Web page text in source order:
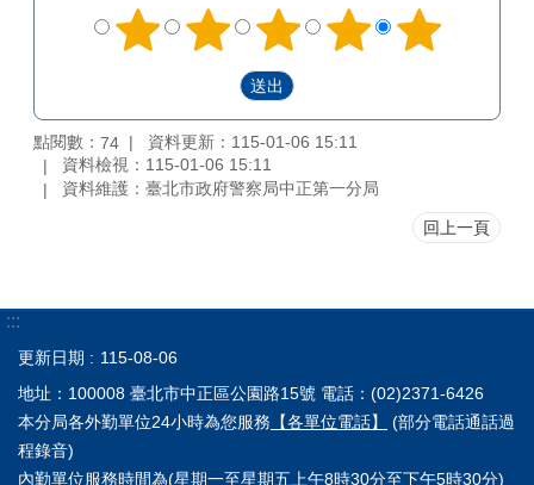
點閱數： 74
資料更新：115-01-06 15:11
資料檢視：115-01-06 15:11
資料維護：臺北市政府警察局中正第一分局
回上一頁
:::
更新日期
115-08-06
地址：100008 臺北市中正區公園路15號 電話：(02)2371-6426
本分局各外勤單位24小時為您服務 【各單位電話】
(部分電話通話過
程錄音)
內勤單位服務時間為(星期一至星期五上午8時30分至下午5時30分)